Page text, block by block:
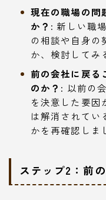
現在の職場の問
か？: 新しい職
の相談や自身の
か、検討してみ
前の会社に戻る
のか？: 以前の
を決意した要因
は解消されてい
かを再確認しま
ステップ2：前